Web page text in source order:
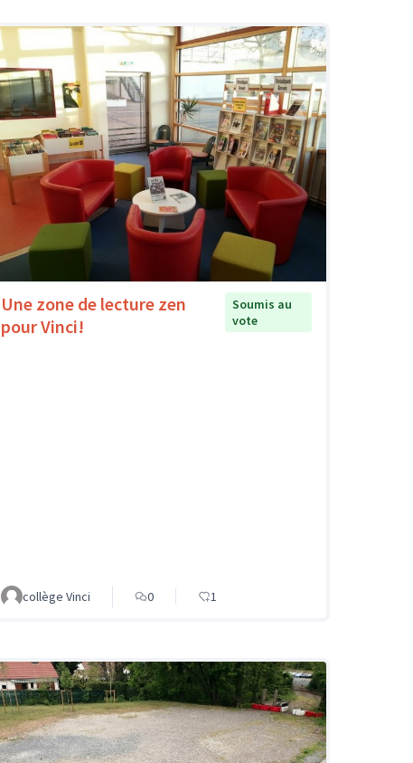
Une zone de lecture zen
pour Vinci!
Soumis au
vote
collège Vinci 0 1